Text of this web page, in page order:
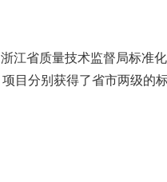
江省质量技术监督局标准
目分别获得了省市两级的